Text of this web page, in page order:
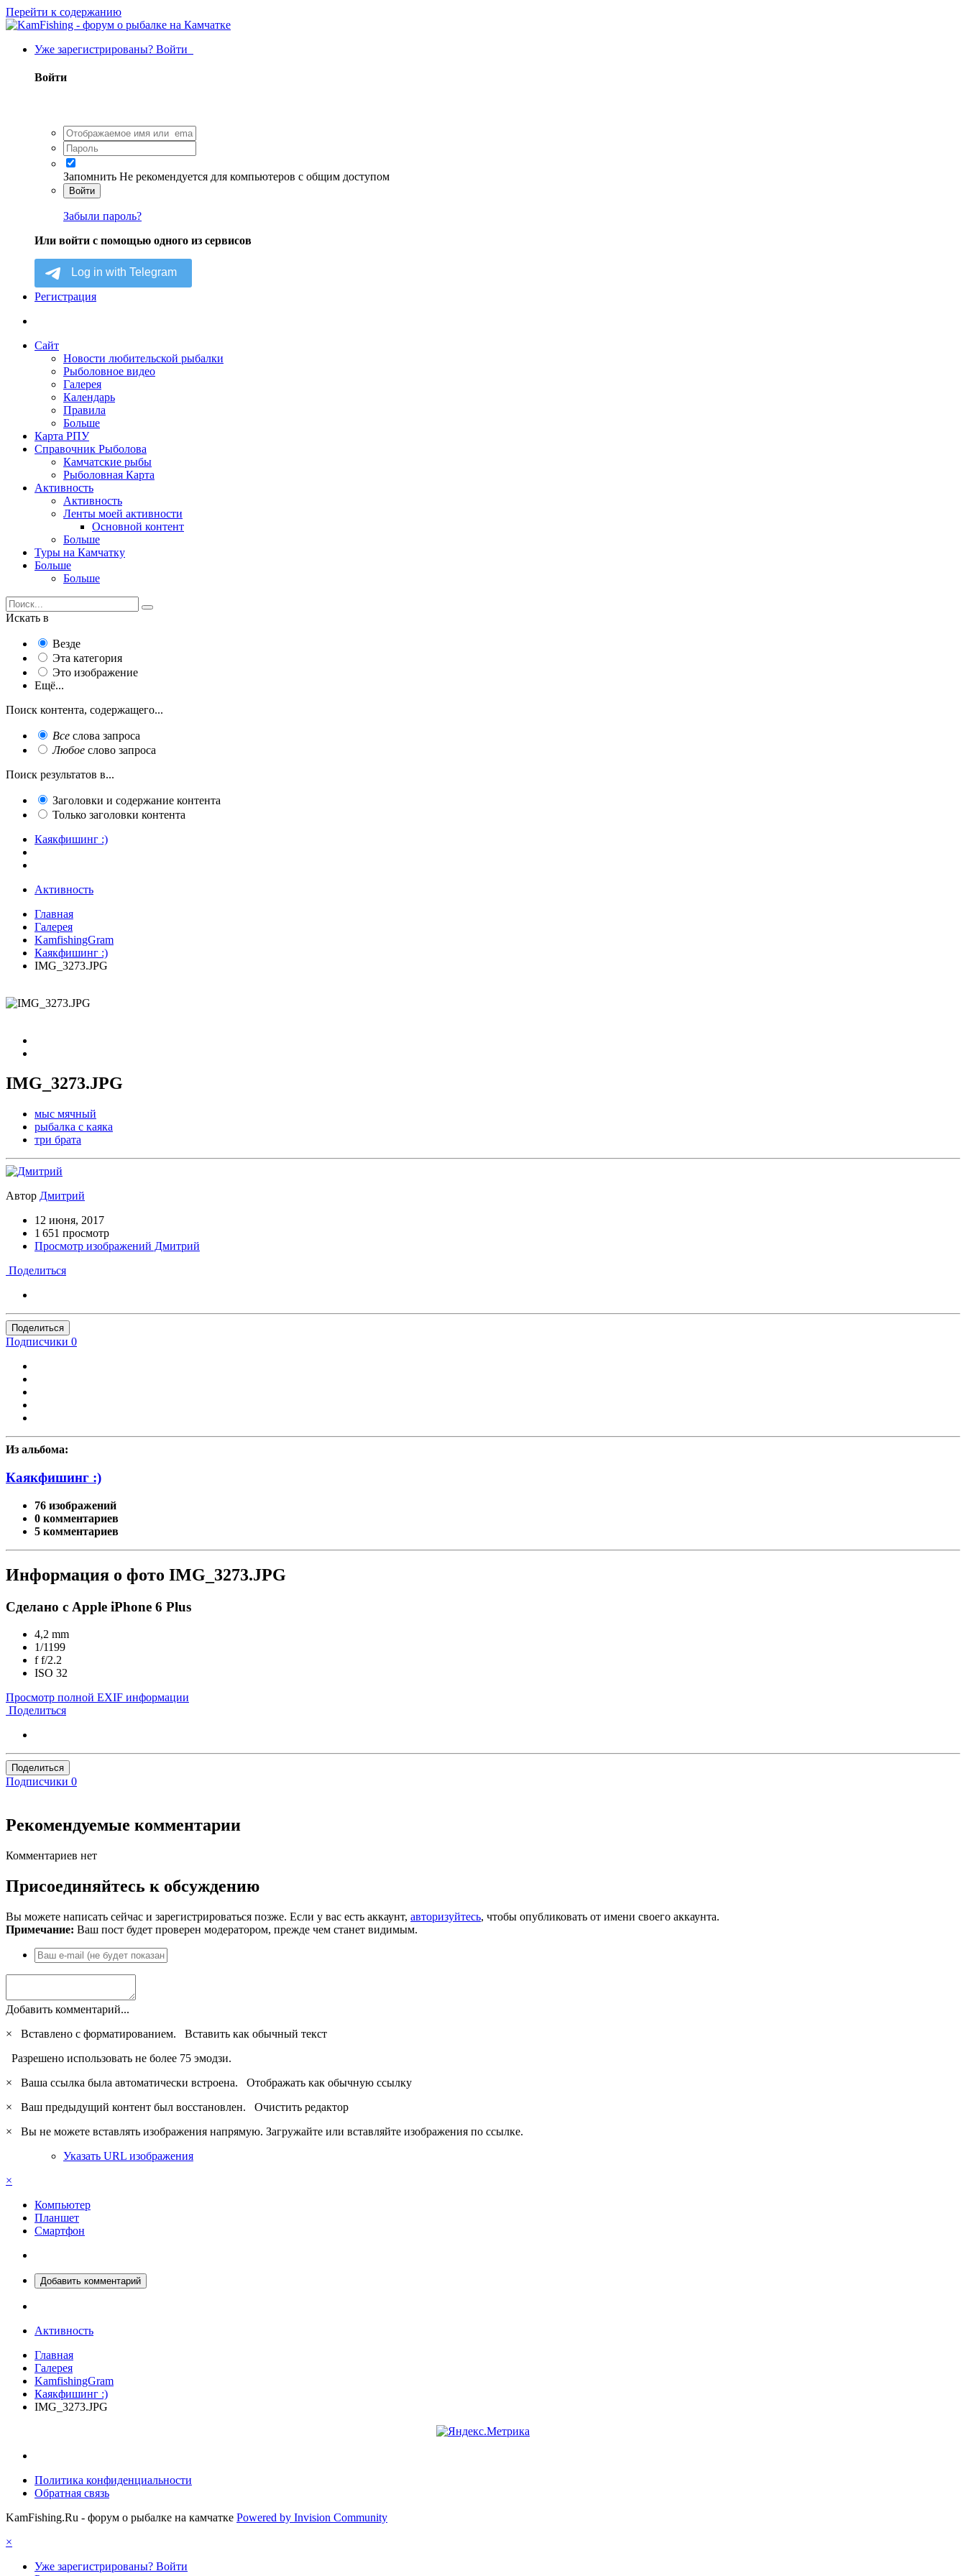
Перейти к содержанию
Уже зарегистрированы? Войти
Войти
Запомнить Не рекомендуется для компьютеров с общим доступом
Войти
Забыли пароль?
Или войти с помощью одного из сервисов
Регистрация
Сайт
Новости любительской рыбалки
Рыболовное видео
Галерея
Календарь
Правила
Больше
Карта РПУ
Справочник Рыболова
Камчатские рыбы
Рыболовная Карта
Активность
Активность
Ленты моей активности
Основной контент
Больше
Туры на Камчатку
Больше
Больше
Искать в
Везде
Эта категория
Это изображение
Ещё...
Поиск контента, содержащего...
Все слова запроса
Любое слово запроса
Поиск результатов в...
Заголовки и содержание контента
Только заголовки контента
Каякфишинг :)
Активность
Главная
Галерея
KamfishingGram
Каякфишинг :)
IMG_3273.JPG
IMG_3273.JPG
мыс мячный
рыбалка с каяка
три брата
Автор Дмитрий
12 июня, 2017
1 651 просмотр
Просмотр изображений Дмитрий
Поделиться
Поделиться
Подписчики 0
Из альбома:
Каякфишинг :)
76 изображений
0 комментариев
5 комментариев
Информация о фото IMG_3273.JPG
Сделано с Apple iPhone 6 Plus
4,2 mm
1/1199
ff/2.2
ISO 32
Просмотр полной EXIF информации
Поделиться
Поделиться
Подписчики 0
Рекомендуемые комментарии
Комментариев нет
Присоединяйтесь к обсуждению
Вы можете написать сейчас и зарегистрироваться позже. Если у вас есть аккаунт, авторизуйтесь, чтобы опубликовать от имени своего аккаунта.
Примечание: Ваш пост будет проверен модератором, прежде чем станет видимым.
Добавить комментарий...
×
Вставлено с форматированием. Вставить как обычный текст
Разрешено использовать не более 75 эмодзи.
×
Ваша ссылка была автоматически встроена. Отображать как обычную ссылку
×
Ваш предыдущий контент был восстановлен. Очистить редактор
×
Вы не можете вставлять изображения напрямую. Загружайте или вставляйте изображения по ссылке.
Указать URL изображения
×
Компьютер
Планшет
Смартфон
Добавить комментарий
Активность
Главная
Галерея
KamfishingGram
Каякфишинг :)
IMG_3273.JPG
Политика конфиденциальности
Обратная связь
KamFishing.Ru - форум о рыбалке на камчатке Powered by Invision Community
×
Уже зарегистрированы? Войти